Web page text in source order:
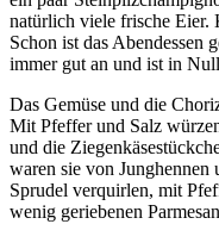
natürlich viele frische Eier.
Schon ist das Abendessen
immer gut an und ist in
Das Gemüse und die
Mit Pfeffer und Salz
und die
waren sie von Junghennen
Sprudel verquirlen, mit
wenig geriebenen